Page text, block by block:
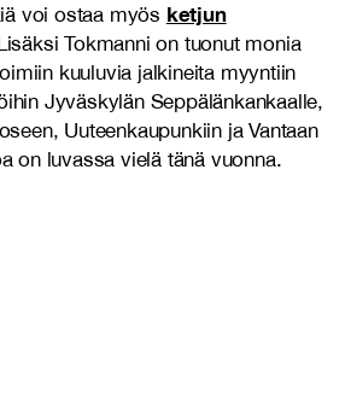
voi ostaa myös ketjun
Tokmanni on tuonut monia
kuuluvia jalkineita myyntiin
Jyväskylän Seppälänkankaalle,
Uuteenkaupunkiin ja Vantaan
on luvassa vielä tänä vuonna.